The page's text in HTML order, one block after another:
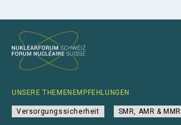
UNSERE THEMENEMPFEHLUNGEN
Versorgungssicherheit SMR, AMR & MMR